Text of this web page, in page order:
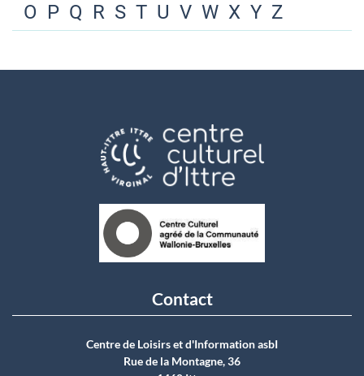
O P Q R S T U V W X Y Z
Contact
Centre de Loisirs et d'Information asbI
Rue de la Montagne, 36